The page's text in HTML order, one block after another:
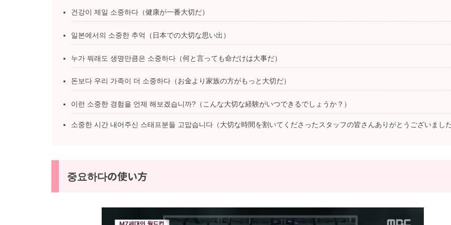
건강이 제일 소중하다（健康が一番大切だ）
일본에서의 소중한 추억（日本での大切な思い出）
누가 뭐래도 생명만큼은 소중하다（何と言っても命だけは大事だ）
돈보다 우리 가족이 더 소중하다（お金より家族の方がもっと大切だ）
이런 소중한 경험을 언제 해보겠습니까?（こんな大切な経験がいつできるでしょうか？）
소중한 시간 내어주신 스태프분들 고맙습니다（大切な時間を割いてくださったスタッフの皆さんありがとうございまし
중요하다の使い方